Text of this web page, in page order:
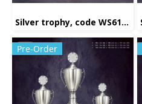
Silver trophy, code WS6198
Pre-Order